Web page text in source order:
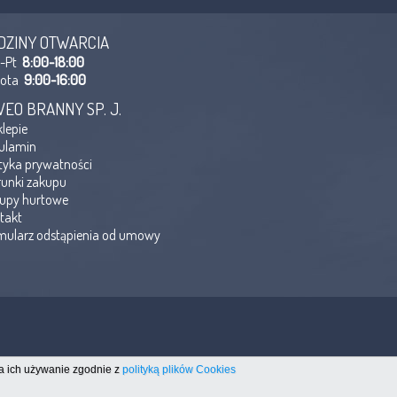
OTWARCIA
Pt 8:00-18:00
9:00-16:00
BRANNY SP. J.
prywatności
zakupu
hurtowe
odstąpienia od umowy
ich używanie zgodnie z polityką plików Cookies